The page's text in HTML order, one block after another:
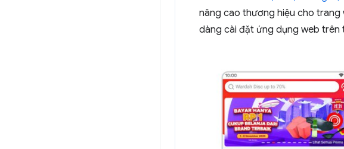
nâng cao thương hiệu cho trang
dàng cài đặt ứng dụng web trên